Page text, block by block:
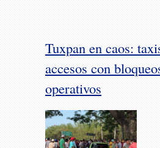
Tuxpan en caos:
accesos con
operativos